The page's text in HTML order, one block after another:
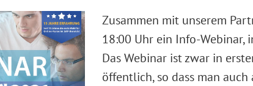
Zusammen mit unserem
18:00 Uhr ein Info-Webinar,
Das Webinar ist zwar in
öffentlich, so dass man